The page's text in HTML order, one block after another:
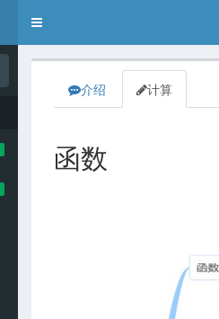
Toggle
介绍 计算
函数